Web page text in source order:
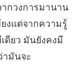
กวงการมานาน
งแต่จากความรู้
ดียว มันยังคงมี
ามันจะ